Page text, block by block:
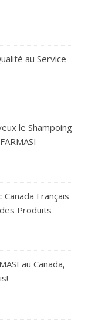
au Service
le Shampoing
Français
Produits
au Canada,